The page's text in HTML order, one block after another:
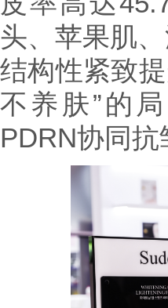
头、苹果肌
结构性紧致
不养肤”的
PDRN协同